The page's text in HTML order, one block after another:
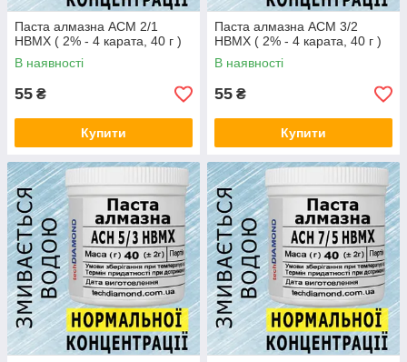
Паста алмазна АСМ 2/1
НВМХ ( 2% - 4 карата, 40 г )
В наявності
55 ₴
Купити
Паста алмазна АСМ 3/2
НВМХ ( 2% - 4 карата, 40 г )
В наявності
55 ₴
Купити